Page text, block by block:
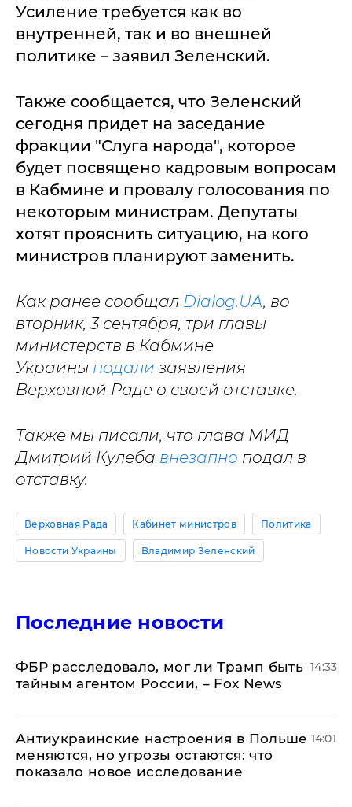
Усиление требуется как во
внутренней, так и во внешней
политике – заявил Зеленский.
Также сообщается, что Зеленский
сегодня придет на заседание
фракции "Слуга народа", которое
будет посвящено кадровым вопросам
в Кабмине и провалу голосования по
некоторым министрам. Депутаты
хотят прояснить ситуацию, на кого
министров планируют заменить.
Как ранее сообщал Dialog.UA, во
вторник, 3 сентября, три главы
министерств в Кабмине
Украины подали заявления
Верховной Раде о своей отставке.
Также мы писали, что глава МИД
Дмитрий Кулеба внезапно подал в
отставку.
Верховная Рада Кабинет министров Политика
Новости Украины Владимир Зеленский
Последние новости
ФБР расследовало, мог ли Трамп быть
тайным агентом России, – Fox News
14:33
Антиукраинские настроения в Польше
меняются, но угрозы остаются: что
показало новое исследование
14:01